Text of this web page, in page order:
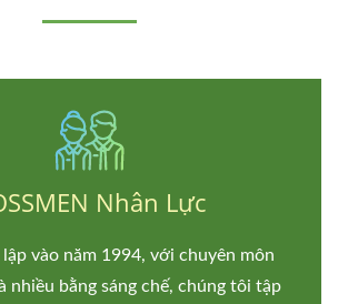
Nhân Lực
vào năm 1994, với chuyên môn
nhiều bằng sáng chế, chúng tôi tập